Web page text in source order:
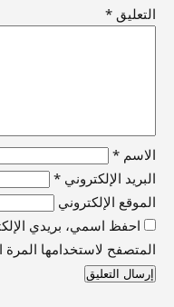
التعليق *
الاسم *
البريد الإلكتروني *
الموقع الإلكتروني
احفظ اسمي، بريدي
المتصفح لاستخدامها المرة